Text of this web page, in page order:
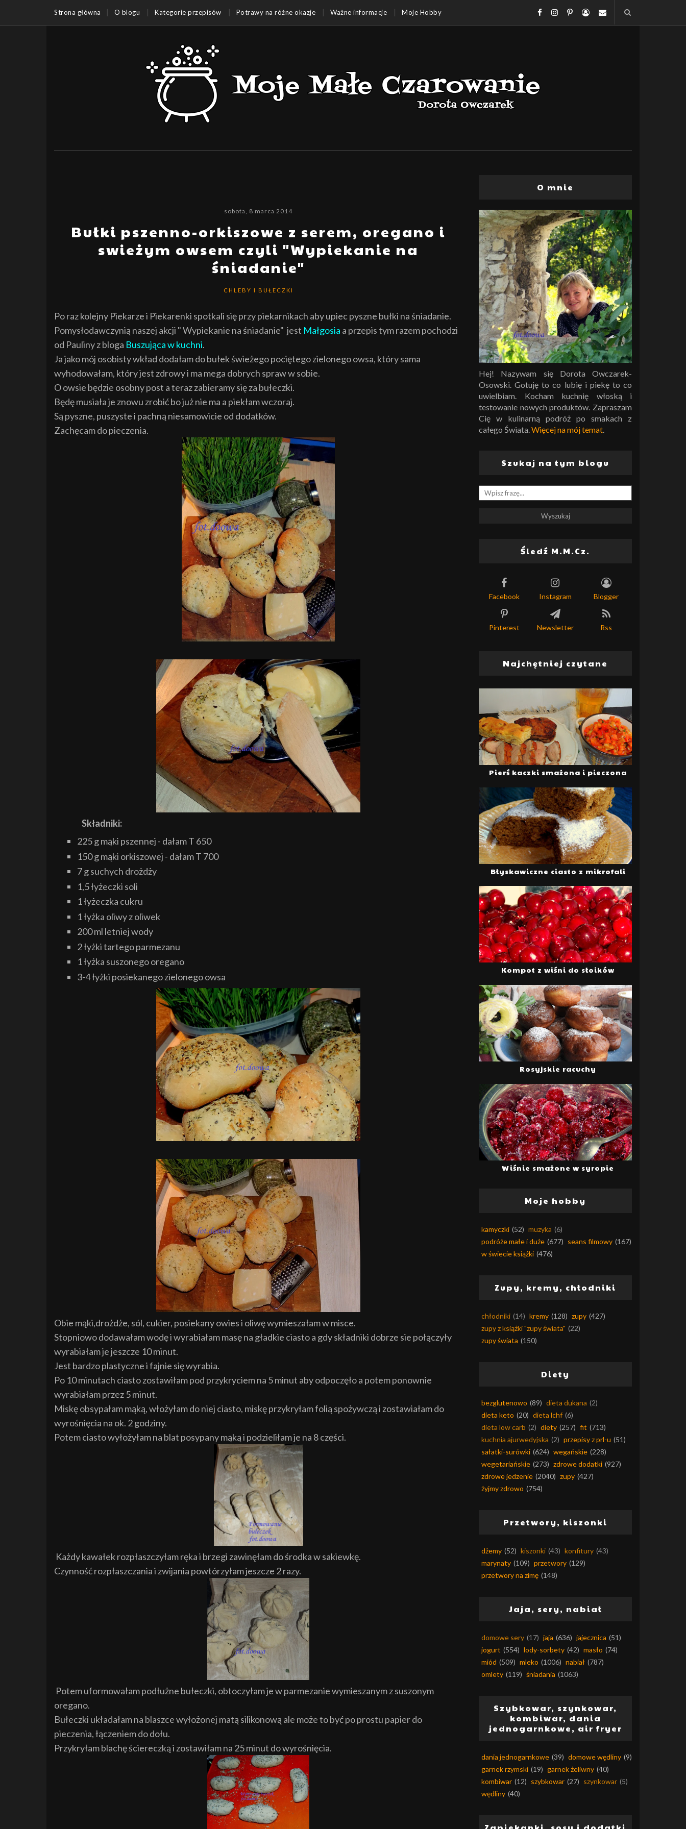
Strona główna O blogu Kategorie przepisów Potrawy na różne okazje Ważne informacje Moje Hobby
sobota, 8 marca 2014
Bułki pszenno-orkiszowe z serem, oregano i
swieżym owsem czyli "Wypiekanie na
śniadanie"
CHLEBY I BUŁECZKI
Po raz kolejny Piekarze i Piekarenki spotkali się przy piekarnikach aby upiec pyszne bułki na śniadanie.
Pomysłodawczynią naszej akcji " Wypiekanie na śniadanie" jest Małgosia a przepis tym razem pochodzi
od Pauliny z bloga Buszująca w kuchni.
Ja jako mój osobisty wkład dodałam do bułek świeżego pociętego zielonego owsa, który sama
wyhodowałam, który jest zdrowy i ma mega dobrych spraw w sobie.
O owsie będzie osobny post a teraz zabieramy się za bułeczki.
Będę musiała je znowu zrobić bo już nie ma a piekłam wczoraj.
Są pyszne, puszyste i pachną niesamowicie od dodatków.
Zachęcam do pieczenia.
Składniki:
225 g mąki pszennej - dałam T 650
150 g mąki orkiszowej - dałam T 700
7 g suchych drożdży
1,5 łyżeczki soli
1 łyżeczka cukru
1 łyżka oliwy z oliwek
200 ml letniej wody
2 łyżki tartego parmezanu
1 łyżka suszonego oregano
3-4 łyżki posiekanego zielonego owsa
Obie mąki,drożdże, sól, cukier, posiekany owies i oliwę wymieszałam w misce.
Stopniowo dodawałam wodę i wyrabiałam masę na gładkie ciasto a gdy składniki dobrze sie połączyły
wyrabiałam je jeszcze 10 minut.
Jest bardzo plastyczne i fajnie się wyrabia.
Po 10 minutach ciasto zostawiłam pod przykryciem na 5 minut aby odpoczęło a potem ponownie
wyrabiałam przez 5 minut.
Miskę obsypałam mąką, włożyłam do niej ciasto, miskę przykryłam folią spożywczą i zostawiałam do
wyrośnięcia na ok. 2 godziny.
Potem ciasto wyłożyłam na blat posypany mąkąi podzieliłam je na 8 części.
Każdy kawałek rozpłaszczyłam ręka i brzegi zawinęłam do środka w sakiewkę.
Czynność rozpłaszczania i zwijania powtórzyłam jeszcze 2 razy.
Potem uformowałam podłużne bułeczki, obtoczyłam je w parmezanie wymieszanym z suszonym
oregano.
Bułeczki układałam na blaszce wyłożonej matą silikonową ale może to być po prostu papier do
pieczenia, łączeniem do dołu.
Przykryłam blachę ściereczką i zostawiłam na 25 minut do wyrośnięcia.
O mnie
Hej! Nazywam się Dorota Owczarek-
Osowski. Gotuję to co lubię i piekę to co
uwielbiam. Kocham kuchnię włoską i
testowanie nowych produktów. Zapraszam
Cię w kulinarną podróż po smakach z
całego Świata.Więcej na mój temat.
Szukaj na tym blogu
Śledź M.M.Cz.
Facebook Instagram Blogger
Pinterest Newsletter Rss
Najchętniej czytane
Pierś kaczki smażona i pieczona
Błyskawiczne ciasto z mikrofali
Kompot z wiśni do słoików
Rosyjskie racuchy
Wiśnie smażone w syropie
Moje hobby
kamyczki (52) muzyka (6)
podróże małe i duże (677) seans filmowy (167)
w świecie książki (476)
Zupy, kremy, chłodniki
chłodniki (14) kremy (128) zupy (427)
zupy z książki "zupy świata" (22)
zupy świata (150)
Diety
bezglutenowo (89) dieta dukana (2)
dieta keto (20) dieta lchf (6)
dieta low carb (2) diety (257) fit (713)
kuchnia ajurwedyjska (2) przepisy z prl-u (51)
sałatki-surówki (624) wegańskie (228)
wegetariańskie (273) zdrowe dodatki (927)
zdrowe jedzenie (2040) zupy (427)
żyjmy zdrowo (754)
Przetwory, kiszonki
dżemy (52) kiszonki (43) konfitury (43)
marynaty (109) przetwory (129)
przetwory na zimę (148)
Jaja, sery, nabiał
domowe sery (17) jaja (636) jajecznica (51)
jogurt (554) lody-sorbety (42) masło (74)
miód (509) mleko (1006) nabiał (787)
omlety (119) śniadania (1063)
Szybkowar, szynkowar,
kombiwar, dania
jednogarnkowe, air fryer
dania jednogarnkowe (39) domowe wędliny (9)
garnek rzymski (19) garnek żeliwny (40)
kombiwar (12) szybkowar (27) szynkowar (5)
wędliny (40)